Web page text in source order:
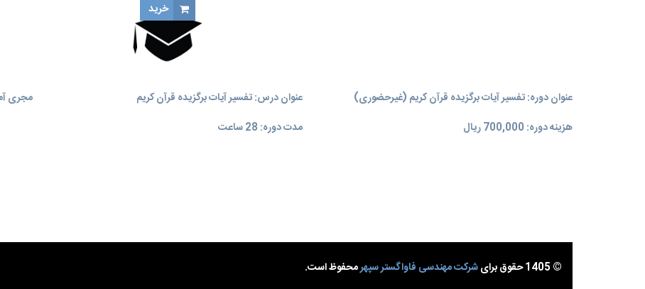
عنوان دوره: تفسیر آیات برگزیده قرآن کریم (غیرحضوری) عنوان درس: تفسیر آیات برگزیده قرآن کریم
مجری
هزینه دوره: 700,000 ریال
مدت دوره: 28 ساعت
خرید
© 1405 حقوق برای شرکت مهندسی فاواگستر سپهرمحفوظ است.